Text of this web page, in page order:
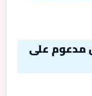
مدعوم على